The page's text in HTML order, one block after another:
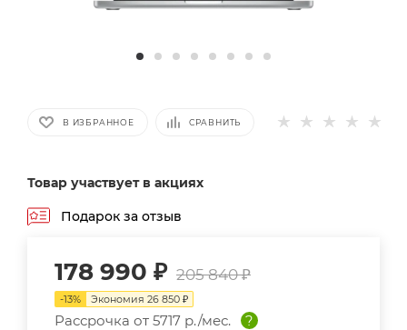
В ИЗБРАННОЕ СРАВНИТЬ
Товар участвует в акциях
Подарок за отзыв
178 990 ₽ 205 840₽
-13% Экономия 26 850 ₽
Рассрочка от 5717 р./мес.
?